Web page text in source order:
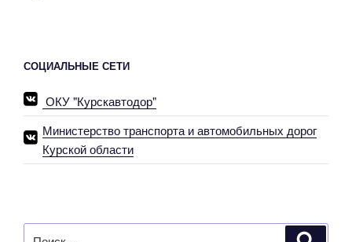
СОЦИАЛЬНЫЕ СЕТИ
ОКУ "Курскавтодор"
Министерство транспорта и автомобильных дорог
Курской области